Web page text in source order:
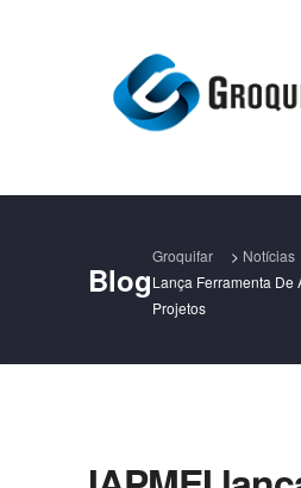
Blog
Groquifar > Notícias
Lança Ferramenta De
Projetos